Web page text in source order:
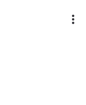
more_vert